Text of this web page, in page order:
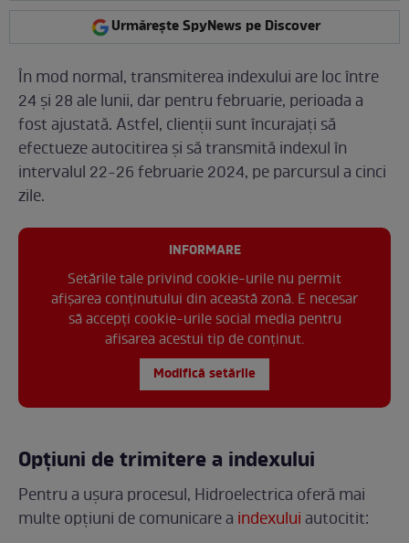
Urmărește SpyNews pe Discover
În mod normal, transmiterea indexului are loc între
24 și 28 ale lunii, dar pentru februarie, perioada a
fost ajustată. Astfel, clienții sunt încurajați să
efectueze autocitirea și să transmită indexul în
intervalul 22-26 februarie 2024, pe parcursul a cinci
zile.
INFORMARE
Setările tale privind cookie-urile nu permit
afișarea conținutului din această zonă. E necesar
să accepți cookie-urile social media pentru
afisarea acestui tip de conținut.
Modifică setările
Opțiuni de trimitere a indexului
Pentru a ușura procesul, Hidroelectrica oferă mai
multe opțiuni de comunicare a indexuluiautocitit: